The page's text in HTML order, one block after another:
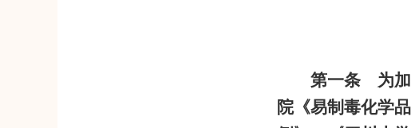
第一条 为加
院《易制毒化学